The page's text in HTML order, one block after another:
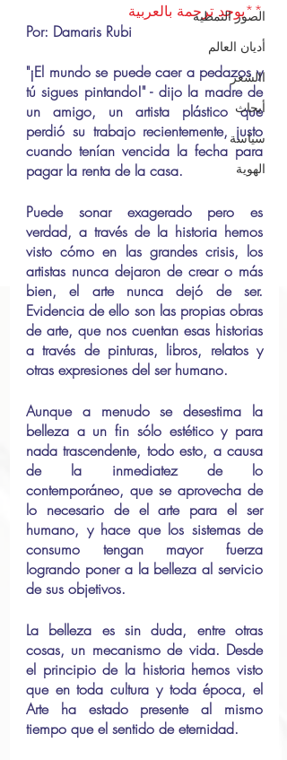
الصور النمطية
أديان العالم
االشعر
أبحاث
سياسة
الهوية
**يوجد ترجمة بالعربية
Por: Damaris Rubi
"¡El mundo se puede caer a pedazos y
tú sigues pintando!" - dijo la madre de
un amigo, un artista plástico que
perdió su trabajo recientemente, justo
cuando tenían vencida la fecha para
pagar la renta de la casa.
Puede sonar exagerado pero es
verdad, a través de la historia hemos
visto cómo en las grandes crisis, los
artistas nunca dejaron de crear o más
bien, el arte nunca dejó de ser.
Evidencia de ello son las propias obras
de arte, que nos cuentan esas historias
a través de pinturas, libros, relatos y
otras expresiones del ser humano.
Aunque a menudo se desestima la
belleza a un fin sólo estético y para
nada trascendente, todo esto, a causa
de la inmediatez de lo
contemporáneo, que se aprovecha de
lo necesario de el arte para el ser
humano, y hace que los sistemas de
consumo tengan mayor fuerza
logrando poner a la belleza al servicio
de sus objetivos.
La belleza es sin duda, entre otras
cosas, un mecanismo de vida. Desde
el principio de la historia hemos visto
que en toda cultura y toda época, el
Arte ha estado presente al mismo
tiempo que el sentido de eternidad.